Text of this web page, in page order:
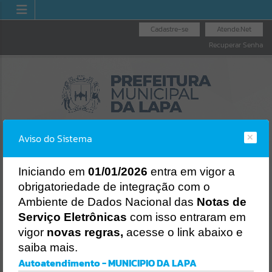
Atende.Net
Cadastre-se
Recuperar Senha
LICITAÇÕES
NOTA FISCAL
ELETRÔNICA
NOTA FISCAL
NACIONAL
Aviso do Sistema
Iniciando em 01/01/2026 entra em vigor a
obrigatoriedade de integração com o
Ambiente de Dados Nacional das Notas de
Serviço Eletrônicas com isso entraram em
vigor novas regras, acesse o link abaixo e
saiba mais.
Autoatendimento - MUNICIPIO DA LAPA
Erro
Gerenciamento do Sistema
Ocorreu um erro de script: